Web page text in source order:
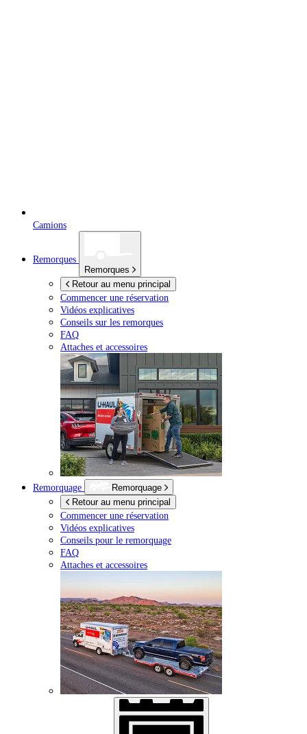
Camions
Remorques
Remorques
Retour au menu principal
Commencer une réservation
Vidéos explicatives
Conseils sur les remorques
FAQ
Attaches et accessoires
Remorquage
Remorquage
Retour au menu principal
Commencer une réservation
Vidéos explicatives
Conseils pour le remorquage
FAQ
Attaches et accessoires